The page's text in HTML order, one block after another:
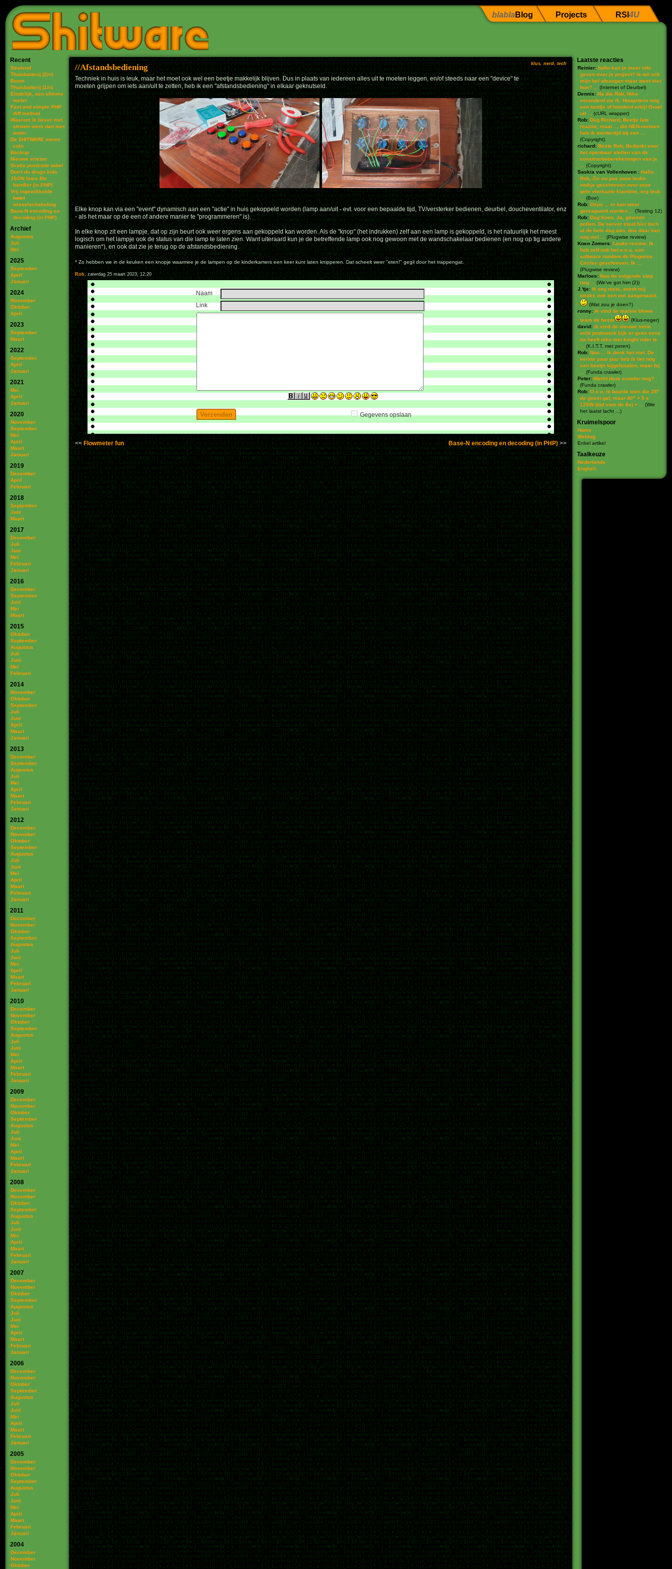
blabla Blog Projects RSI 4U
Recent
Stralend
Thuisbatterij (2/n)
Boom
Thuisbatterij (1/n)
Eindelijk, een slimme
meter
Fast and simple PHP
diff method
Waarom ik liever met
stroom werk dan met
water
De $HITWARE meme
coin
Backup
Nieuwe vriezer
Gratis postcode tabel
Don't do drugs kids
JSON lines file
handler (in PHP)
Vrij ingewikkelde
hotel
wisselschakeling
Base-N encoding en
decoding (in PHP)
Archief
Augustus
Juli
Mei
2025
September
April
Januari
2024
November
Oktober
April
2023
September
Maart
2022
September
April
Januari
2021
Mei
April
Januari
2020
November
September
Mei
April
Maart
Januari
2019
December
April
Februari
2018
September
Juni
Maart
2017
December
Juli
Juni
Mei
Februari
Januari
2016
December
September
Juni
Mei
Maart
2015
Oktober
September
Augustus
Juli
Juni
Mei
Februari
2014
November
Oktober
September
Juli
Juni
April
Maart
Januari
2013
December
September
Augustus
Juli
Mei
April
Maart
Februari
Januari
2012
December
November
Oktober
September
Augustus
Juli
Juni
Mei
April
Maart
Februari
Januari
2011
December
November
Oktober
September
Augustus
Juli
Juni
Mei
April
Maart
Februari
Januari
2010
December
November
Oktober
September
Augustus
Juli
Juni
Mei
April
Maart
Februari
Januari
2009
December
November
Oktober
September
Augustus
Juli
Juni
Mei
April
Maart
Februari
Januari
2008
December
November
Oktober
September
Augustus
Juli
Juni
Mei
April
Maart
Februari
Januari
2007
December
November
Oktober
September
Augustus
Juli
Juni
Mei
April
Maart
Februari
Januari
2006
December
November
Oktober
September
Augustus
Juli
Juni
Mei
April
Maart
Februari
Januari
2005
December
November
Oktober
September
Augustus
Juli
Juni
Mei
April
Maart
Februari
Januari
2004
December
November
Oktober
Afstandsbediening klus, nerd, tech
Techniek in huis is leuk, maar het moet ook wel een beetje makkelijk blijven. Dus in plaats van iedereen alles uit te moeten leggen, en/of steeds naar een "device" te
moeten grijpen om iets aan/uit te zetten, heb ik een "afstandsbediening" in elkaar geknutseld.
Elke knop kan via een "event" dynamisch aan een "actie" in huis gekoppeld worden (lamp aan/uit - evt. voor een bepaalde tijd, TV/versterker bedienen, deurbel, doucheventilator, enz
- als het maar op de een of andere manier te "programmeren" is).
In elke knop zit een lampje, dat op zijn beurt ook weer ergens aan gekoppeld kan worden. Als de "knop" (het indrukken) zelf aan een lamp is gekoppeld, is het natuurlijk het meest
logisch om het lampje ook de status van die lamp te laten zien. Want uiteraard kun je de betreffende lamp ook nog gewoon met de wandschakelaar bedienen (en nog op tig andere
manieren*), en ook dat zie je terug op de afstandsbediening.
* Zo hebben we in de keuken een knopje waarmee je de lampen op de kinderkamers een keer kunt laten knipperen. Dat scheelt weer "eten!" gegil door het trappengat.
Rob, zaterdag 25 maart 2023, 12:20
Naam
Link
Gegevens opslaan
Flowmeter fun Base-N encoding en decoding (in PHP)
Laatste reacties
Reinier: hallo kan je meer info
geven over je project? ik wil ook
mijn bel afvangen maar weet niet
hoe? ...
(Internet of Deurbel)
Dennis: Ha die Rob, Niks
veranderd zie ik. Hoogstens nog
een tandje of honderd erbij! Groet
uit ...
(cURL wrapper)
Rob: Dag Richard, Beetje late
reactie, maar ... die NEN-normen
heb ik toentertijd bij een ...
(Copyright)
richard: Beste Rob, Bedankt voor
het openbaar stellen van de
constructieberekeningen van je
(Copyright)
Saskia van Vollenhoven : Hallo
Rob, Zie nu pas jouw leuke
stukje geschreven over onze
gele vierkante klamboe, erg leuk
(Boe)
Rob: Oeps ... er kan weer
gereaguurd worden ...
(Testing 12)
Rob: Dag Koen. Ja, gewoon
pollen. De server staat hier toch
al de hele dag aan, dus daar kan
nog wel ...
(Plugwise review)
Koen Zomers: Leuke review. Ik
heb zelf ook het e.e.a. aan
software rondom de Plugwise
Circles geschreven. Ik ...
(Plugwise review)
Marloes: Nou de volgende stap
nog ...
(We've got him (2))
J.'tje: Ik zeg niets, wordt mij
straks ook een oor aangenaaid.
(Wat zou je doen?)
ronny: ik vind de marine blowe
team de beste
(Klus-neger)
david: ik vind de nieuwe serie
echt prutswerk kijk er geen eens
na heeft niks met knight rider te
(K.I.T.T. met peren)
Rob: Nou ... ik denk het niet. De
eerste paar jaar heb ik het nog
een beetje bijgehouden, maar bij
(Funda crawler)
Peter: Werkt deze crawler nog?
(Funda crawler)
Rob: O o o, ik baalde toen die 28"
de geest gaf, maar 40" + 5 x
120W (tijd voor de 6e) + ...
(Wie
het laatst lacht ... )
Kruimelspoor
Home
Weblog
Enkel artikel
Taalkeuze
Nederlands
English